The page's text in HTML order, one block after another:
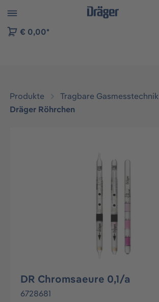
der B2B-Plattform springen
€ 0,00*
Produkte
Tragbare Gasmesstechnik
Dräger Röhrchen
DR Chromsaeure 0,1/a
6728681